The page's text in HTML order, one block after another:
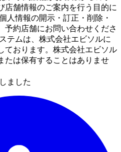
店舗情報のご案内を行う目的に
人情報の開示・訂正・削除・
予約店舗にお問い合わせくださ
テムは、株式会社エビソルに
ております。株式会社エビソル
たは保有することはありませ
ました